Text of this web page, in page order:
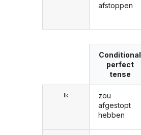
afstoppen
Ik
Conditional
perfect
tense
zou
afgestopt
hebben